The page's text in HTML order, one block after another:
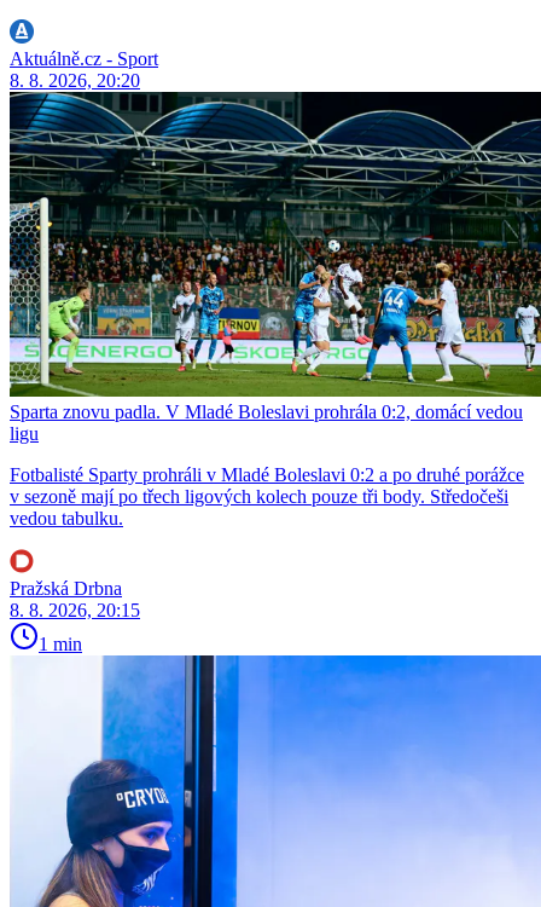
Aktuálně.cz - Sport
8. 8. 2026, 20:20
Sparta znovu padla. V Mladé Boleslavi prohrála 0:2, domácí vedou
ligu
Fotbalisté Sparty prohráli v Mladé Boleslavi 0:2 a po druhé porážce
v sezoně mají po třech ligových kolech pouze tři body. Středočeši
vedou tabulku.
Pražská Drbna
8. 8. 2026, 20:15
1 min